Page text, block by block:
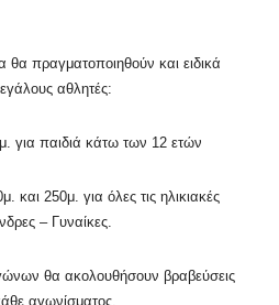
πραγματοποιηθούν και ειδικά
αθλητές:
παιδιά κάτω των 12 ετών
250μ. για όλες τις ηλικιακές
– Γυναίκες.
θα ακολουθήσουν βραβεύσεις
αγωνίσματος.